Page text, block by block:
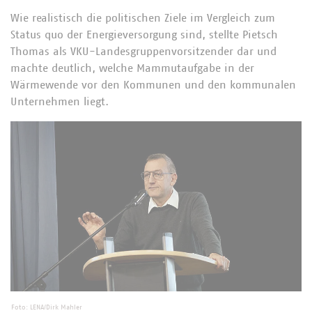
Wie realistisch die politischen Ziele im Vergleich zum
Status quo der Energieversorgung sind, stellte Pietsch
Thomas als VKU-Landesgruppenvorsitzender dar und
machte deutlich, welche Mammutaufgabe in der
Wärmewende vor den Kommunen und den kommunalen
Unternehmen liegt.
Foto: LENA/Dirk Mahler